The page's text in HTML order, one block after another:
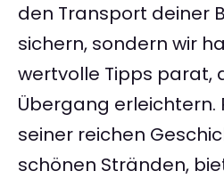
den Transport deiner
sichern, sondern wir
wertvolle Tipps parat,
Übergang erleichtern.
seiner reichen
schönen Stränden,